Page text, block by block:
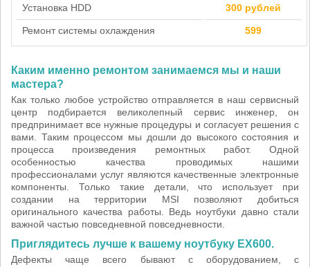
Установка HDD 300 рублей
Ремонт системы охлаждения 599
Каким именно ремонтом занимаемся мы и наши
мастера?
Как только любое устройство отправляется в наш сервисный
центр подбирается великолепный сервис инженер, он
предпринимает все нужные процедуры и согласует решения с
вами. Таким процессом мы дошли до высокого состояния и
процесса произведения ремонтных работ. Одной
особенностью качества проводимых нашими
профессионалами услуг являются качественные электронные
компоненты. Только такие детали, что использует при
создании на территории MSI позволяют добиться
оригинального качества работы. Ведь ноутбуки давно стали
важной частью повседневной повседневности.
Приглядитесь лучше к вашему ноутбуку EX600.
Дефекты чаще всего бывают с оборудованием, с